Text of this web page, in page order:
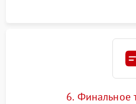
6. Финальное